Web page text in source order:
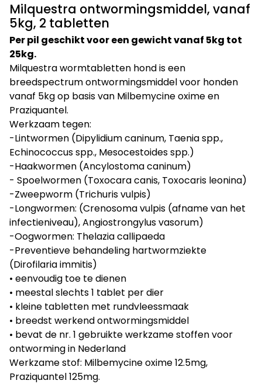
Milquestra ontwormingsmiddel, vanaf
5kg, 2 tabletten
Per pil geschikt voor een gewicht vanaf 5kg tot
25kg.
Milquestra wormtabletten hond is een
breedspectrum ontwormingsmiddel voor honden
vanaf 5kg op basis van Milbemycine oxime en
Praziquantel.
Werkzaam tegen:
-Lintwormen (Dipylidium caninum, Taenia spp.,
Echinococcus spp., Mesocestoides spp.)
-Haakwormen (Ancylostoma caninum)
- Spoelwormen (Toxocara canis, Toxocaris leonina)
-Zweepworm (Trichuris vulpis)
-Longwormen: (Crenosoma vulpis (afname van het
infectieniveau), Angiostrongylus vasorum)
-Oogwormen: Thelazia callipaeda
-Preventieve behandeling hartwormziekte
(Dirofilaria immitis)
• eenvoudig toe te dienen
• meestal slechts 1 tablet per dier
• kleine tabletten met rundvleessmaak
• breedst werkend ontwormingsmiddel
• bevat de nr. 1 gebruikte werkzame stoffen voor
ontworming in Nederland
Werkzame stof: Milbemycine oxime 12.5mg,
Praziquantel 125mg.